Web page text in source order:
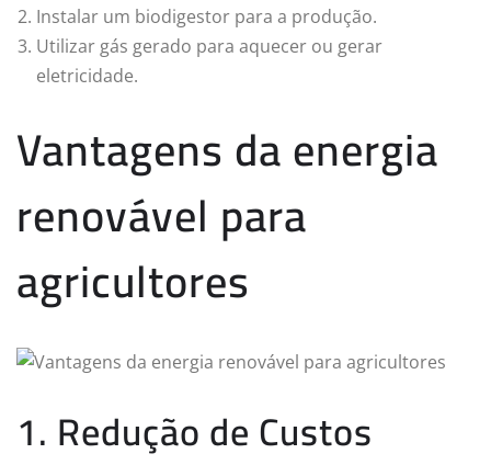
Instalar um biodigestor para a produção.
Utilizar gás gerado para aquecer ou gerar
eletricidade.
Vantagens da energia
renovável para
agricultores
1. Redução de Custos